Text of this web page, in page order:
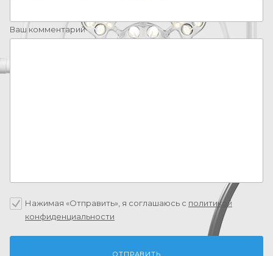
Ваш комментарий
Нажимая «Отправить», я соглашаюсь c политикой
конфиденциальности